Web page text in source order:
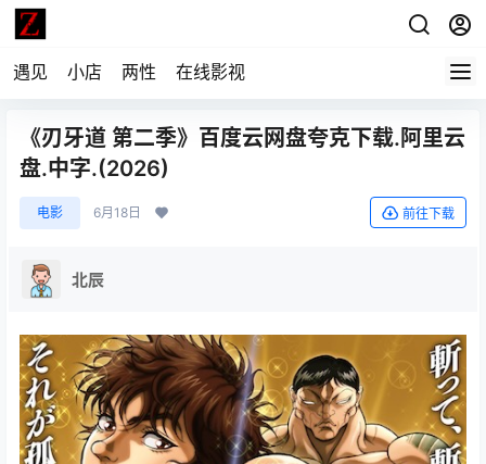
遇见 小店 两性 在线影视
《刃牙道 第二季》百度云网盘夸克下载.阿里云
盘.中字.(2026)
电影 6月18日 前往下载
北辰